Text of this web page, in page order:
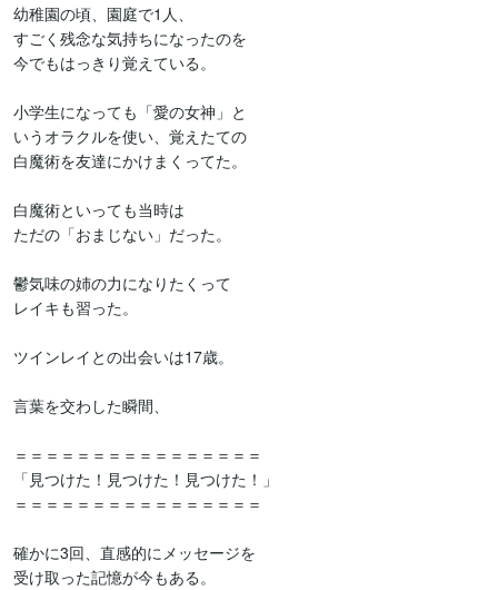
幼稚園の頃、園庭で1人、
すごく残念な気持ちになったのを
今でもはっきり覚えている。
小学生になっても「愛の女神」と
いうオラクルを使い、覚えたての
白魔術を友達にかけまくってた。
白魔術といっても当時は
ただの「おまじない」だった。
鬱気味の姉の力になりたくって
レイキも習った。
ツインレイとの出会いは17歳。
言葉を交わした瞬間、
＝＝＝＝＝＝＝＝＝＝＝＝＝＝＝＝
「見つけた！見つけた！見つけた！」
＝＝＝＝＝＝＝＝＝＝＝＝＝＝＝＝
確かに3回、直感的にメッセージを
受け取った記憶が今もある。